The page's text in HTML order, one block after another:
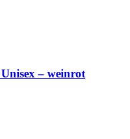
– weinrot